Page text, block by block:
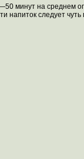
минут на среднем
следует чуть